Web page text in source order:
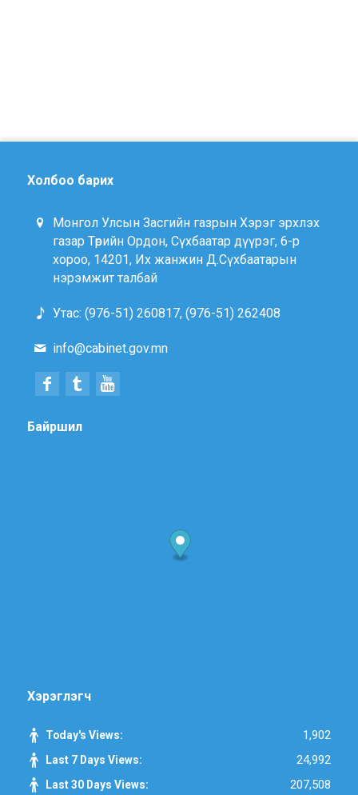
Холбоо барих
Монгол Улсын Засгийн газрын Хэрэг эрхлэх
газар Төрийн Ордон, Сүхбаатар дүүрэг, 6-р
хороо, 14201, Их жанжин Д.Сүхбаатарын
нэрэмжит талбай
Утас: (976-51) 260817, (976-51) 262408
info@cabinet.gov.mn
Байршил
Хэрэглэгч
Today's Views: 1,902
Last 7 Days Views: 24,992
Last 30 Days Views: 207,508